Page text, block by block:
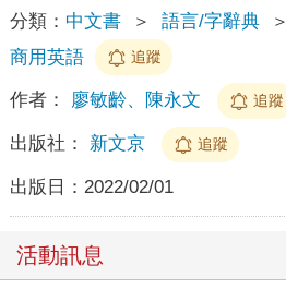
分類： 中文書 ＞ 語言/字辭典 ＞
商用英語
追蹤
作者： 廖敏齡、陳永文 追蹤
出版社： 新文京 追蹤
出版日： 2022/02/01
活動訊息